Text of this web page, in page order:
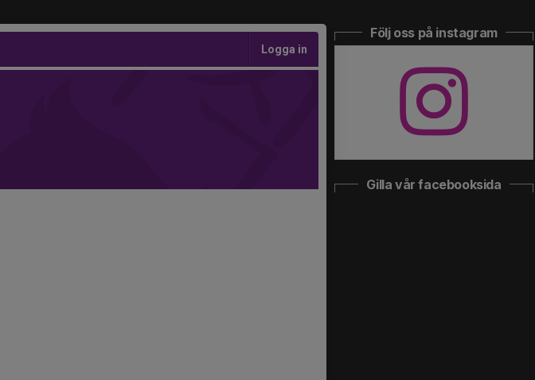
Logga in
Följ oss på instagram
Gilla vår facebooksida